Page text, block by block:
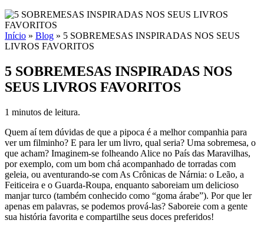
Início » Blog » 5 SOBREMESAS INSPIRADAS NOS SEUS
LIVROS FAVORITOS
5 SOBREMESAS INSPIRADAS NOS
SEUS LIVROS FAVORITOS
1 minutos de leitura.
Quem aí tem dúvidas de que a pipoca é a melhor companhia para
ver um filminho? E para ler um livro, qual seria? Uma sobremesa, o
que acham? Imaginem-se folheando Alice no País das Maravilhas,
por exemplo, com um bom chá acompanhado de torradas com
geleia, ou aventurando-se com As Crônicas de Nárnia: o Leão, a
Feiticeira e o Guarda-Roupa, enquanto saboreiam um delicioso
manjar turco (também conhecido como “goma árabe”). Por que ler
apenas em palavras, se podemos prová-las? Saboreie com a gente
sua história favorita e compartilhe seus doces preferidos!